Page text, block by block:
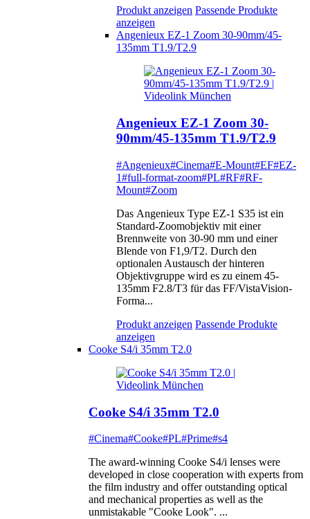
Produkt anzeigen Passende Produkte
anzeigen
Angenieux EZ-1 Zoom 30-90mm/45-
135mm T1.9/T2.9
Angenieux EZ-1 Zoom 30-
90mm/45-135mm T1.9/T2.9
#Angenieux#Cinema#E-Mount#EF#EZ-
1#full-format-zoom#PL#RF#RF-
Mount#Zoom
Das Angenieux Type EZ-1 S35 ist ein
Standard-Zoomobjektiv mit einer
Brennweite von 30-90 mm und einer
Blende von F1,9/T2. Durch den
optionalen Austausch der hinteren
Objektivgruppe wird es zu einem 45-
135mm F2.8/T3 für das FF/VistaVision-
Forma...
Produkt anzeigen Passende Produkte
anzeigen
Cooke S4/i 35mm T2.0
Cooke S4/i 35mm T2.0
#Cinema#Cooke#PL#Prime#s4
The award-winning Cooke S4/i lenses were
developed in close cooperation with experts from
the film industry and offer outstanding optical
and mechanical properties as well as the
unmistakable "Cooke Look". ...